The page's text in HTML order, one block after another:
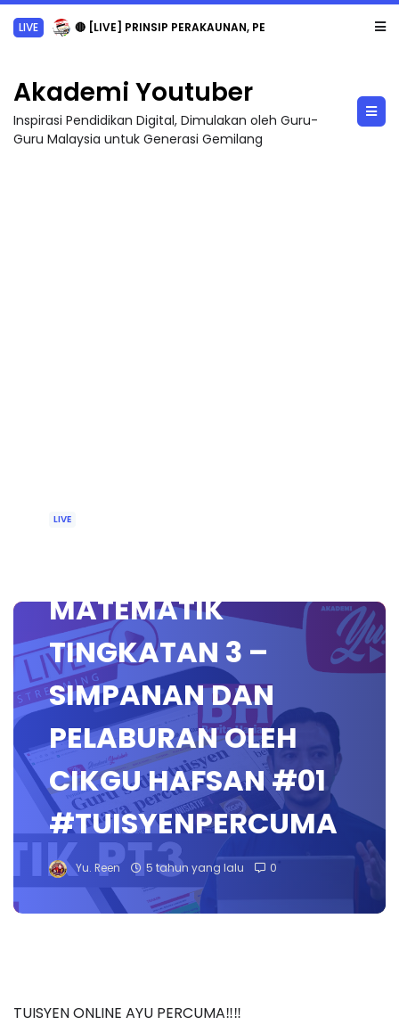
LIVE 🔴 [LIVE] PRINSIP PERAKAUNAN, PECUT SKOR SOALAN 1 TRIAL OLEH CIKGU WAN...
Akademi Youtuber
Inspirasi Pendidikan Digital, Dimulakan oleh Guru-
Guru Malaysia untuk Generasi Gemilang
LIVE
MATEMATIK
TINGKATAN 3 –
SIMPANAN DAN
PELABURAN OLEH
CIKGU HAFSAN #01
#TUISYENPERCUMA
Yu. Reen 5 tahun yang lalu 0
TUISYEN ONLINE AYU PERCUMA‼️‼️